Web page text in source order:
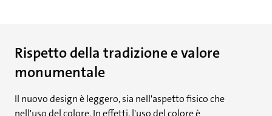
Rispetto della tradizione e valore
monumentale
Il nuovo design è leggero, sia nell'aspetto fisico che
nell'uso del colore. In effetti, l'uso del colore è